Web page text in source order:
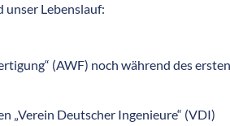
unser Lebenslauf:
(AWF) noch während des
„Verein Deutscher Ingenieure“ (VDI)